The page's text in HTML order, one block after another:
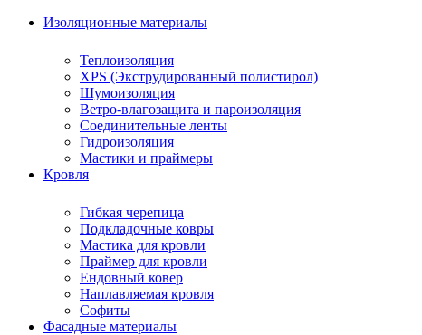
Изоляционные материалы
Теплоизоляция
XPS (Экструдированный полистирол)
Шумоизоляция
Ветро-влагозащита и пароизоляция
Соединительные ленты
Гидроизоляция
Мастики и праймеры
Кровля
Гибкая черепица
Подкладочные ковры
Мастика для кровли
Праймер для кровли
Ендовный ковер
Наплавляемая кровля
Софиты
Фасадные материалы